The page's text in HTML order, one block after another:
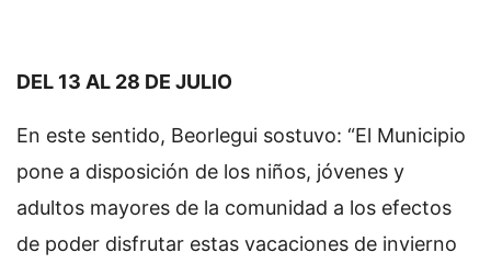
DEL 13 AL 28 DE JULIO
En este sentido, Beorlegui sostuvo: “El Municipio
pone a disposición de los niños, jóvenes y
adultos mayores de la comunidad a los efectos
de poder disfrutar estas vacaciones de invierno